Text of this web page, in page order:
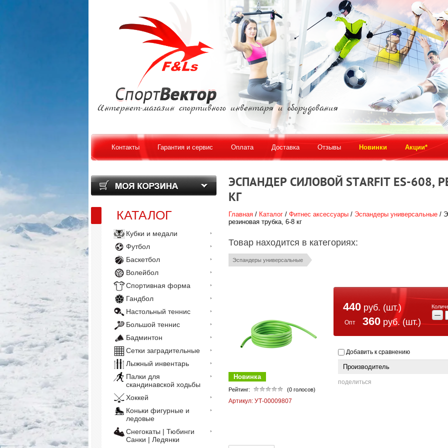
Интернет-магазин спортивного инвентаря и оборудования
Контакты Гарантия и сервис Оплата Доставка Отзывы Новинки Акции*
ЭСПАНДЕР СИЛОВОЙ STARFIT ES-608,
КГ
Главная/ Каталог/ Фитнес аксессуары/ Эспандеры универсальные/
резиновая трубка, 6-8 кг
Товар находится в категориях:
Эспандеры универсальные
Новинка
Рейтинг: (0 голосов)
Артикул:УТ-00009807
440руб. (шт.)
360руб. (шт.) −
Добавить к сравнению
Производитель
поделиться
КАТАЛОГ
Кубки и медали
Футбол
Баскетбол
Волейбол
Спортивная форма
Гандбол
Настольный теннис
Большой теннис
Бадминтон
Сетки заградительные
Лыжный инвентарь
Палки для
скандинавской ходьбы
Хоккей
Коньки фигурные и
ледовые
Снегокаты | Тюбинги
Санки | Ледянки